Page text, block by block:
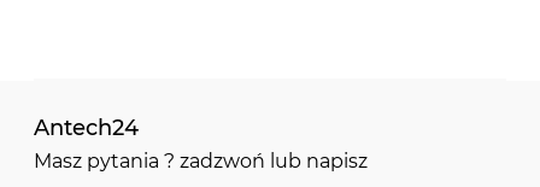
Antech24
Masz pytania ? zadzwoń lub napisz